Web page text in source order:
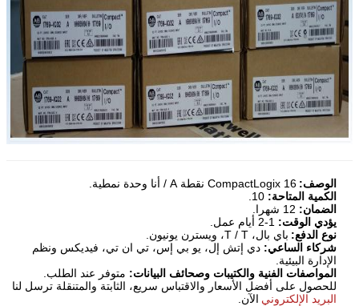
الوصف: CompactLogix 16 نقطة A / أنا وحدة نمطية.
الكمية المتاحة:
الضمان:
يؤدي الوقت:
نوع الدفع: باي بال، T / T، ويسترن يونيون.
شركاء الساعي: دي إتش إل، يو بي إس، تي ان تي، فيديكس ونظم
الإدارة البيئية.
المواصفات الفنية والكتيبات وصحائف البيانات: متوفر عند الطلب.
للحصول على أفضل الأسعار والاقتباس سريع، الثابتة والمتنقلة ترسل لنا
البريد الإلكتروني الآن.